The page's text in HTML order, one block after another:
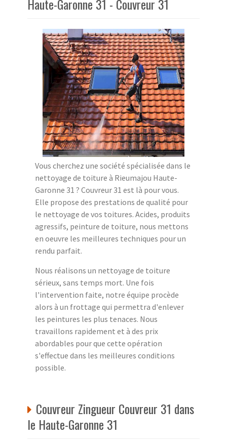
Haute-Garonne 31 - Couvreur 31
Vous cherchez une société spécialisée dans le
nettoyage de toiture à Rieumajou Haute-
Garonne 31 ? Couvreur 31 est là pour vous.
Elle propose des prestations de qualité pour
le nettoyage de vos toitures. Acides, produits
agressifs, peinture de toiture, nous mettons
en oeuvre les meilleures techniques pour un
rendu parfait.
Nous réalisons un nettoyage de toiture
sérieux, sans temps mort. Une fois
l'intervention faite, notre équipe procède
alors à un frottage qui permettra d'enlever
les peintures les plus tenaces. Nous
travaillons rapidement et à des prix
abordables pour que cette opération
s'effectue dans les meilleures conditions
possible.
Couvreur Zingueur Couvreur 31 dans
le Haute-Garonne 31